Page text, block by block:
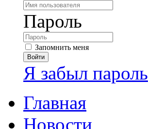
Пароль
Запомнить меня
Я забыл пароль
Главная
Новости